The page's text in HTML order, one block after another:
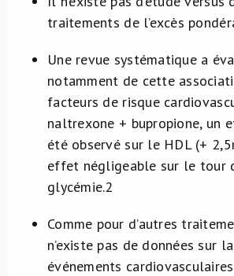
traitements de l’excès
Une revue systématique a
notamment de cette
facteurs de risque
naltrexone + bupropione, un
été observé sur le HDL (+
effet négligeable sur le tour
glycémie.2
Comme pour d’autres
n’existe pas de données sur
événements